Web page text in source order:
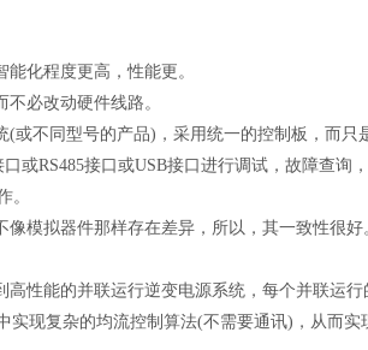
化程度更高，性能更。
必改动硬件线路。
不同型号的产品)，采用统一的控制板，而只
或RS485接口或USB接口进行调试，故障查询
。
模拟器件那样存在差异，所以，其一致性很
性能的并联运行逆变电源系统，每个并联运
现复杂的均流控制算法(不需要通讯)，从而